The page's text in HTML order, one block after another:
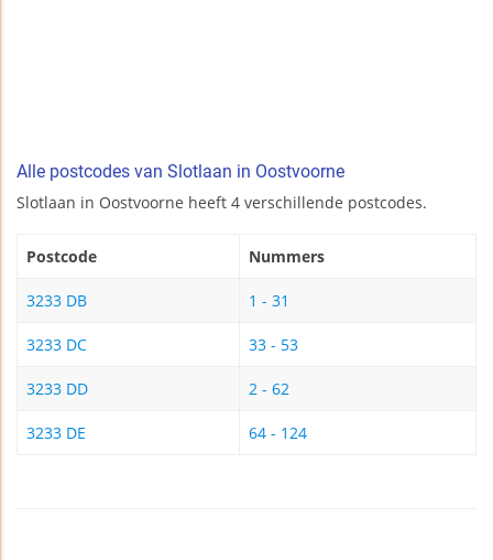
Alle postcodes van Slotlaan in Oostvoorne
Slotlaan in Oostvoorne heeft 4 verschillende postcodes.
Postcode Nummers
3233 DB 1 - 31
3233 DC 33 - 53
3233 DD 2 - 62
3233 DE 64 - 124